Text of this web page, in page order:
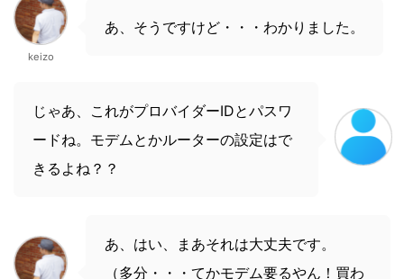
keizo
あ、そうですけど・・・わかりました。
じゃあ、これがプロバイダーIDとパスワ
ードね。モデムとかルーターの設定はで
きるよね？？
あ、はい、まあそれは大丈夫です。
（多分・・・てかモデム要るやん！買わ